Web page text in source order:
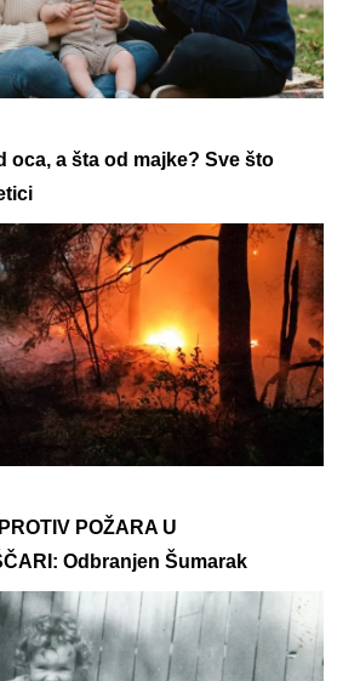
oca, a šta od majke? Sve što
POŽARA U
Odbranjen Šumarak